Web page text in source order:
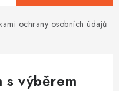
ochrany osobních údajů
s výběrem